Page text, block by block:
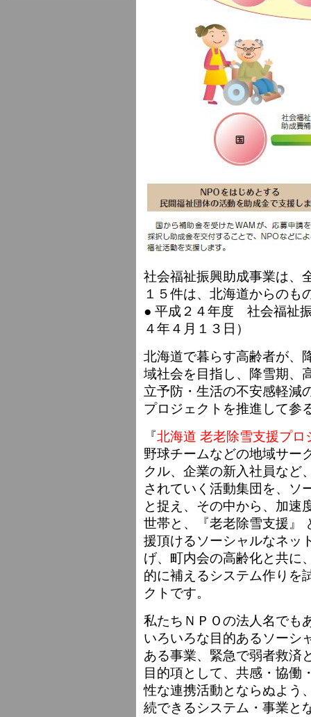
社会福祉振興助成事業は、
１５件は、北海道からのも
● 平成２４年度 社会福祉
４年４月１３日）
北海道で暮らす高齢者が、
域社会を目指し、降雪期、
立予防・生活の不安感軽減
プロジェクトを推進して参
『北海道 老老除雪支援プロ
野球チームなどの地域サー
クル、企業の新入社員など
されていく活動集団を、ソ
と捉え、その中から、加速
世帯と、『老老除雪支援』
援頂けるソーシャルなネッ
げ、町内会の高齢化と共に
的に補えるシステム作りを
クトです。
私たちＮＰＯの法人名でも
いろいろな目的あるソーシ
ある事業、緊急で弱者救済
目的項として、共感・協働
性な連携活動とならぬよう
続できるシステム・事業と